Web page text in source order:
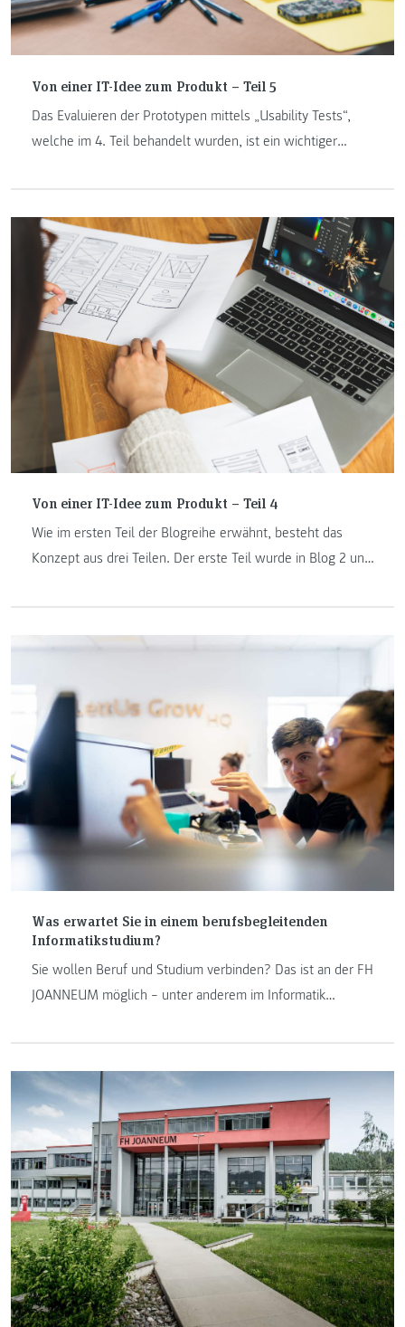
Von einer IT-Idee zum Produkt – Teil 5
Das Evaluieren der Prototypen mittels „Usability Tests“,
welche im 4. Teil behandelt wurden, ist ein wichtiger
Von einer IT-Idee zum Produkt – Teil 4
Wie im ersten Teil der Blogreihe erwähnt, besteht das
Konzept aus drei Teilen. Der erste Teil wurde in Blog 2 und
Was erwartet Sie in einem berufsbegleitenden
Informatikstudium?
Sie wollen Beruf und Studium verbinden? Das ist an der FH
JOANNEUM möglich – unter anderem im Informatik
Studiengängen in Kapfenberg.